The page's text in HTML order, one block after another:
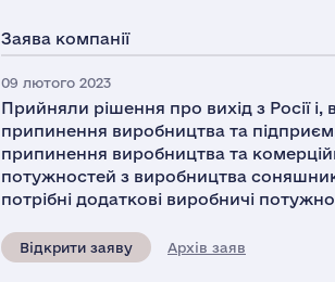
Заява компанії
09 лютого 2023
Прийняли рішення про вихід з Росії
припинення виробництва та
припинення виробництва та
потужностей з виробництва
потрібні додаткові виробничі
Відкрити заяву Архів заяв